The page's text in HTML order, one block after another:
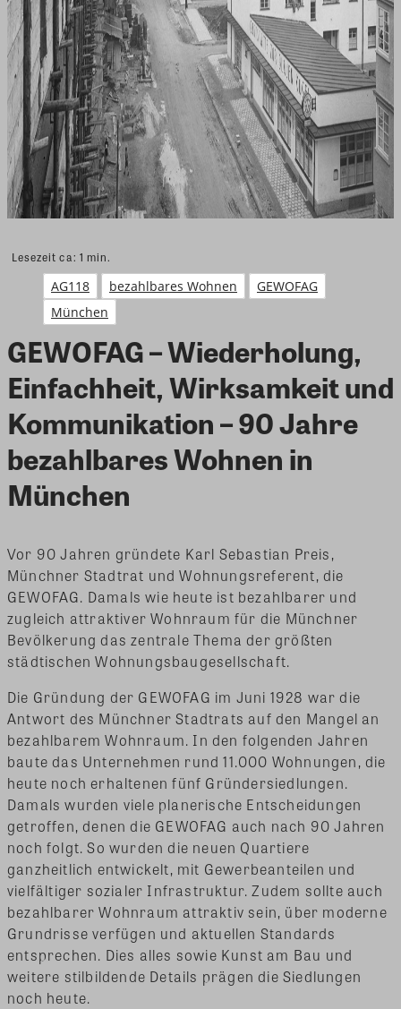
Lesezeit ca: 1 min.
AG118 bezahlbares Wohnen
GEWOFAG
München
GEWOFAG – Wiederholung,
Einfachheit, Wirksamkeit und
Kommunikation – 90 Jahre
bezahlbares Wohnen in
München
Vor 90 Jahren gründete Karl Sebastian Preis,
Münchner Stadtrat und Wohnungsreferent, die
GEWOFAG. Damals wie heute ist bezahlbarer und
zugleich attraktiver Wohnraum für die Münchner
Bevölkerung das zentrale Thema der größten
städtischen Wohnungsbaugesellschaft.
Die Gründung der GEWOFAG im Juni 1928 war die
Antwort des Münchner Stadtrats auf den Mangel an
bezahlbarem Wohnraum. In den folgenden Jahren
baute das Unternehmen rund 11.000 Wohnungen, die
heute noch erhaltenen fünf Gründersiedlungen.
Damals wurden viele planerische Entscheidungen
getroffen, denen die GEWOFAG auch nach 90 Jahren
noch folgt. So wurden die neuen Quartiere
ganzheitlich entwickelt, mit Gewerbeanteilen und
vielfältiger sozialer Infrastruktur. Zudem sollte auch
bezahlbarer Wohnraum attraktiv sein, über moderne
Grundrisse verfügen und aktuellen Standards
entsprechen. Dies alles sowie Kunst am Bau und
weitere stilbildende Details prägen die Siedlungen
noch heute.